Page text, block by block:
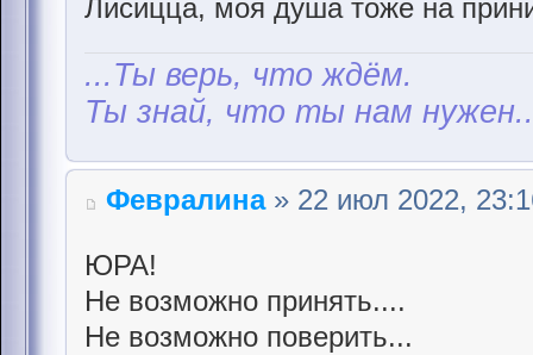
Лисицца, моя душа тоже на
...Ты верь, что ждём.
Ты знай, что ты нам
Февралина» 22 июл 2022,
ЮРА!
Не возможно принять....
Не возможно поверить...